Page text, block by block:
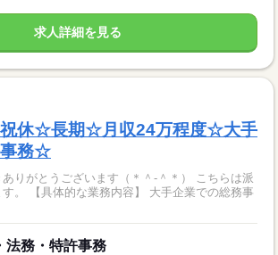
求人詳細を見る
休☆長期☆月収24万程度☆大手
事務☆
とうございます（＊＾-＾＊） こちらは派
での総務事
法務・特許事務